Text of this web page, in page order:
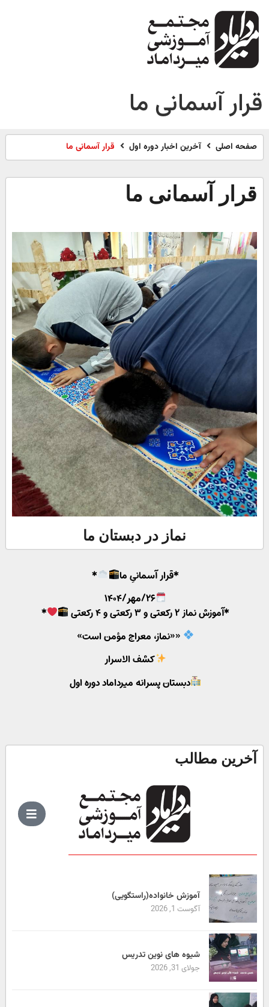
قرار آسمانی ما
صفحه اصلی آخرین اخبار دوره اول قرار آسمانی ما
قرار آسمانی ما
نماز در دبستان ما
*قرار آسمانیِ ما
*
۲۶/مهر/۱۴۰۴
*آموزش نماز ۲ رکعتی و ۳ رکعتی و ۴ رکعتی
*
««نماز، معراج مؤمن است»
کشف الاسرار
دبستان پسرانه میرداماد دوره اول
آخرین مطالب
آموزش خانواده(راستگویی)
آگوست 1, 2026
شیوه های نوین تدریس
جولای 31, 2026